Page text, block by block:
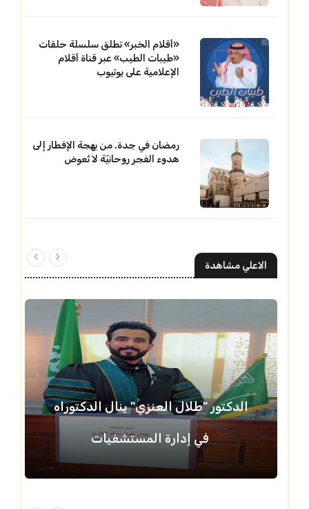
«أقلام الخبر» تطلق سلسلة حلقات
«طيبات الطيب» عبر قناة أقلام
الإعلامية على يوتيوب
رمضان في جدة. من بهجة الإفطار إلى
هدوء الفجر روحانيّة لا تُعوض
الاعلي مشاهدة
الدكتور "طلال العنزي" ينال الدكتوراه
في إدارة المستشفيات